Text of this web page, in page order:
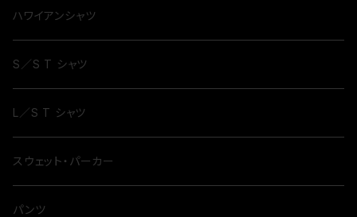
ハワイアンシャツ
S／S T シャツ
L／S T シャツ
スウェット・パーカー
パンツ